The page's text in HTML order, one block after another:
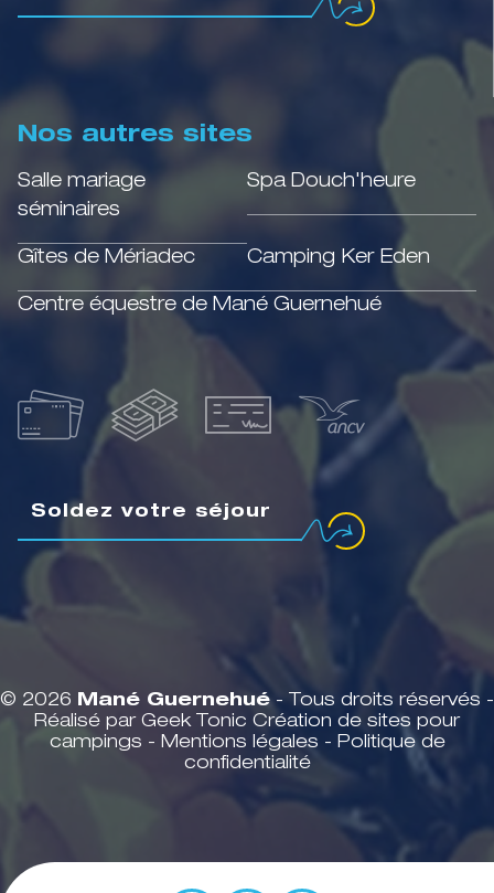
Nos autres sites
Salle mariage
séminaires
Spa Douch'heure
Gîtes de Mériadec Camping Ker Eden
Centre équestre de Mané Guernehué
Soldez votre séjour
© 2026 Mané Guernehué- Tous droits réservés -
Réalisé par Geek Tonic Création de sites pour
campings - Mentions légales - Politique de
confidentialité